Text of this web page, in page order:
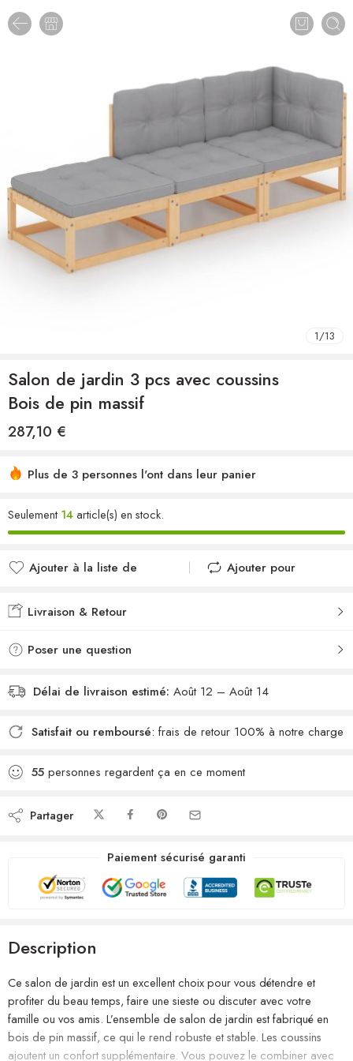
1/13
Salon de jardin 3 pcs avec coussins
Bois de pin massif
287,10 €
Plus de 3 personnes l'ont dans leur panier
Seulement 14article(s) en stock.
Ajouter à la liste de
Ajouté à la liste de
Ajouter pour
Livraison & Retour
Poser une question
Délai de livraison estimé: Août 12 – Août 14
Satisfait ou remboursé: frais de retour 100% à notre charge
55 personnes regardent ça en ce moment
Partager
Paiement sécurisé garanti
Description
Ce salon de jardin est un excellent choix pour vous détendre et
profiter du beau temps, faire une sieste ou discuter avec votre
famille ou vos amis. L’ensemble de salon de jardin est fabriqué en
bois de pin massif, ce qui le rend robuste et stable. Les coussins
ajoutent un confort supplémentaire. Vous pouvez le combiner avec